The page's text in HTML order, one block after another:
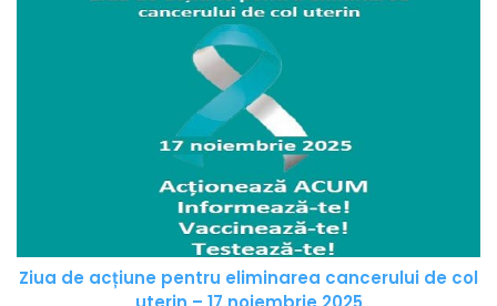
Ziua de acțiune pentru eliminarea cancerului de col